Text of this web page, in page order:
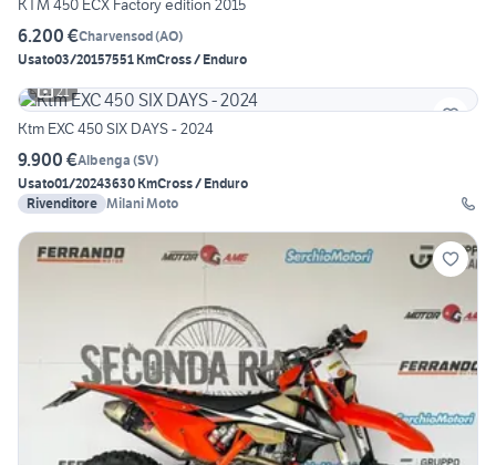
KTM 450 ECX Factory edition 2015
6.200 €Charvensod(AO)
Usato03/20157551 KmCross / Enduro
21
Ktm EXC 450 SIX DAYS - 2024
9.900 €Albenga (SV)
Usato01/20243630 KmCross / Enduro
Rivenditore Milani Moto